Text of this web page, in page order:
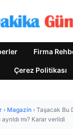
Firma
Çerez Politikası
› Magazin › Taşacak Bu
mı? Karar verildi